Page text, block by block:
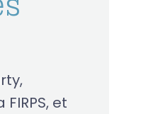
et